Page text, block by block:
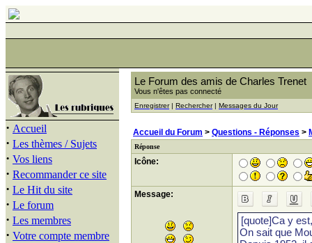
· Accueil
· Les thèmes / Sujets
· Vos liens
· Recommander ce site
· Le Hit du site
· Le forum
· Les membres
· Votre compte membre
Le Forum des amis de Charles Trenet
Vous n'êtes pas connecté
Enregistrer| Rechercher| Messages du Jour
Accueil du Forum > Questions - Réponses >
Réponse
Icône:
Message: